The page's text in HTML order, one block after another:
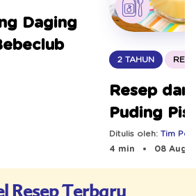
Daging
2 TAHUN
Resep dan
Puding
Ditulis oleh:Tim
4 min
08 Aug
Resep Terbaru